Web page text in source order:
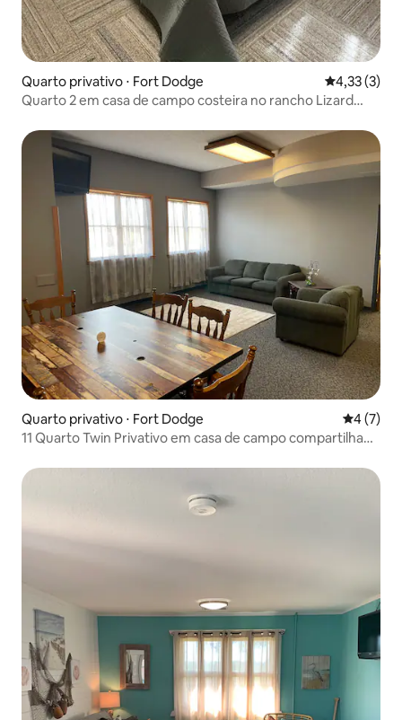
Quarto privativo ⋅ Fort Dodge 4,33 de
4,33 (3)
Quarto 2 em casa de campo costeira no rancho Lizard
Quarto privativo ⋅ Fort Dodge 4 de
4 (7)
11 Quarto Twin Privativo em casa de campo compartilhada